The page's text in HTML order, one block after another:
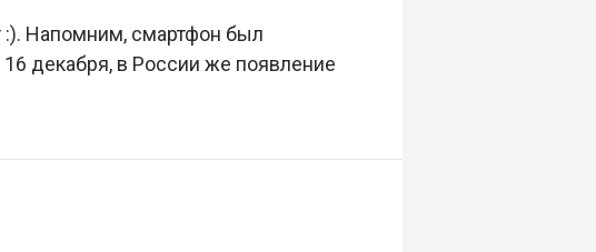
:). Напомним, смартфон был
декабря, в России же появление